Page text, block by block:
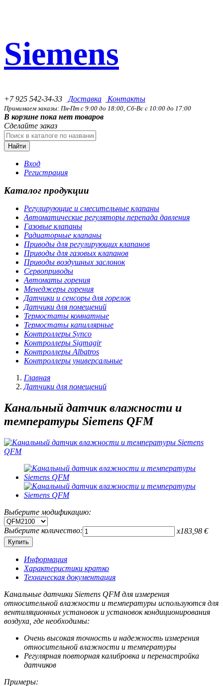
Siemens
+7 925 542-34-33 Доставка Контакты
Принимаем заказы: Пн-Пт с 9:00 до 18:00, Сб-Вс с 10:00 до 17:00
В корзине пока нет товаров
Сделайте заказ
Найти
Вход
Регистрация
Каталог продукции
Регулирующие и смесительные клапаны
Автоматические регуляторы перепада давления
Газовые клапаны
Радиаторные клапаны
Приводы для регулирующих клапанов
Приводы для газовых клапанов
Приводы воздушных заслонок
Сервоприводы
Автоматы горения
Менеджеры горения
Датчики и сенсоры для горелок
Датчики для помещений
Термостаты комнатные
Термостаты капиллярные
Контроллеры Synco
Контроллеры Sigmagir
Контроллеры Albatros
Контроллеры универсальные
Главная
Датчики для помещений
Канальный датчик влажности и
температуры Siemens QFM
Выберите модификацию:
Выберите количество: x183,98 €
Информация
Характеристики кратко
Техническая документация
Канальные датчики Siemens QFM для измерения
относительной влажности и температуры используются для
вентиляционных установок и установок кондиционирования
воздуха, где необходимы:
Очень высокая точность и надежность измерения
относительной влажности и температуры
Регулярная повторная калибровка и перенастройка
датчиков
Примеры: